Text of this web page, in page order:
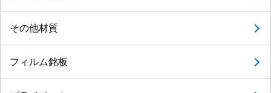
その他材質
フィルム銘板